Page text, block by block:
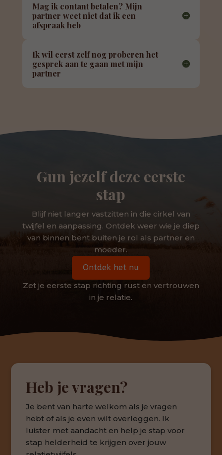
Mag ik contant betalen? Mijn
partner weet niet dat ik een
afspraak heb
Ik wil eerst zelf nog proberen het
gesprek aan te gaan met mijn
partner
Gun jezelf deze eerste
stap
Blijf niet langer vastzitten in die cirkel van
twijfel en aanpassing. Ontdek weer wie je diep
van binnen bent buiten je rol als partner en
moeder.
Ontdek het nu
Zet je eerste stap richting rust en vertrouwen
in je relatie.
Heb je vragen?
Je bent van harte welkom als je vragen
hebt of als je even wilt overleggen. Ik
luister met aandacht en help je stap voor
stap helderheid te krijgen over jouw